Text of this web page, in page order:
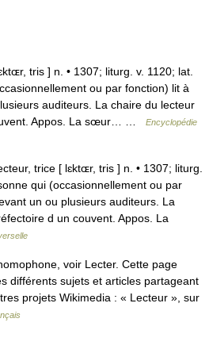
tris ] n. • 1307; liturg. v. 1120; lat.
ou par fonction) lit à
auditeurs. La chaire du lecteur
Appos. La sœur… …
Encyclopédie
trice [ lɛktɶr, tris ] n. • 1307; liturg.
qui (occasionnellement ou par
un ou plusieurs auditeurs. La
d un couvent. Appos. La
voir Lecter. Cette page
différents sujets et articles partageant
projets Wikimedia : « Lecteur », sur